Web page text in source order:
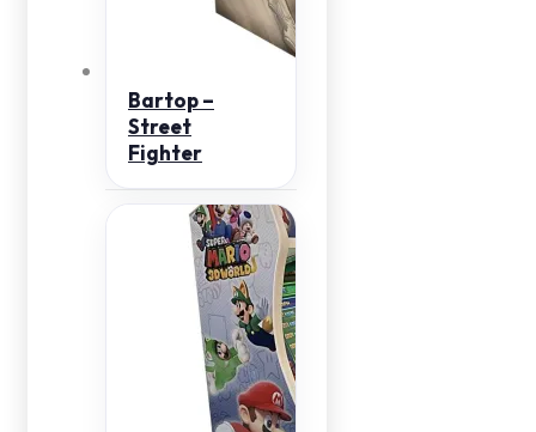
Bartop –
Street
Fighter